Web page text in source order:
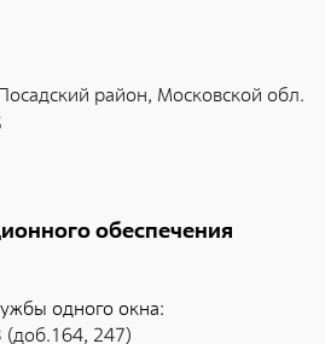
район, Московской обл.
обеспечения
одного окна:
247)
обследование территорий
обеспечение
гигиенических паспортов